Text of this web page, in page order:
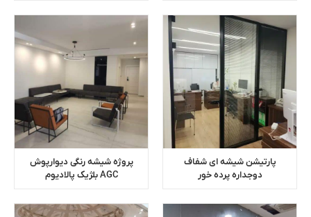
پارتیشن شیشه ای شفاف
دوجداره پرده خور
پروژه شیشه رنگی دیوارپوش
AGC بلژیک پالادیوم